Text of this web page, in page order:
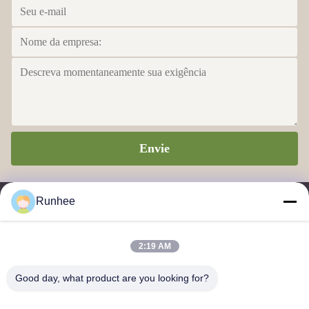
Envie
Runhee
2:19 AM
Good day, what product are you looking for?